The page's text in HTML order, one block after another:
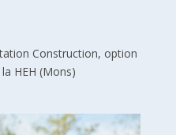
Construction, option
HEH (Mons)